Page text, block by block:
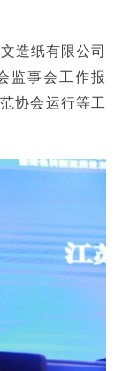
造纸有限公司
监事会工作报
协会运行等工